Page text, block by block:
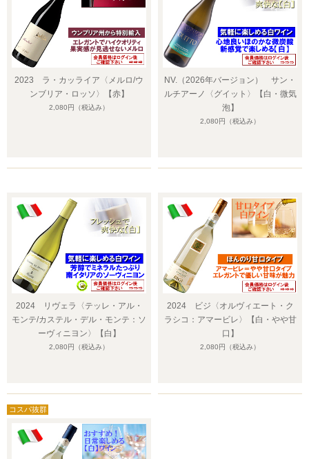
2023 ラ・カッライア〈メルロ/ウ
ンブリア・ロッソ〉【赤】
2,080円 （税込み）
NV.（2026年バージョン） サン・
ルチアーノ〈グイット〉【白・微気
泡】
2,080円 （税込み）
2024 リヴェラ〈テッレ・アル・
モンテ/カステル・デル・モンテ：ソ
ーヴィニヨン〉【白】
2,080円 （税込み）
2024 ビジ〈オルヴィエート・ク
ラシコ：アマービレ〉【白・やや甘
口】
2,080円 （税込み）